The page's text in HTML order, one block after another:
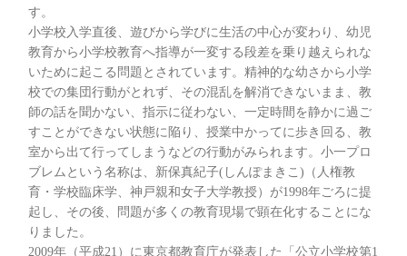
す。
小学校入学直後、遊びから学びに生活の中心が変わり、幼児
教育から小学校教育へ指導が一変する段差を乗り越えられな
いために起こる問題とされています。精神的な幼さから小学
校での集団行動がとれず、その混乱を解消できないまま、教
師の話を聞かない、指示に従わない、一定時間を静かに過ご
すことができない状態に陥り、授業中かってに歩き回る、教
室から出て行ってしまうなどの行動がみられます。小一プロ
ブレムという名称は、新保真紀子(しんぽまきこ)（人権教
育・学校臨床学、神戸親和女子大学教授）が1998年ごろに提
起し、その後、問題が多くの教育現場で顕在化することにな
りました。
2009年（平成21）に東京都教育庁が発表した「公立小学校第1